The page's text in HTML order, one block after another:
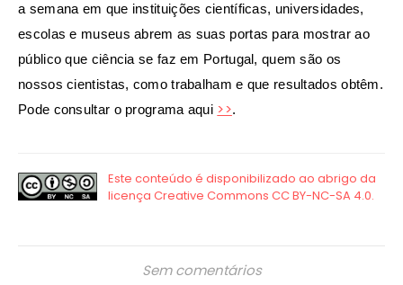
a semana em que instituições científicas, universidades,
escolas e museus abrem as suas portas para mostrar ao
público que ciência se faz em Portugal, quem são os
nossos cientistas, como trabalham e que resultados obtêm.
Pode consultar o programa aqui >>.
Sem comentários